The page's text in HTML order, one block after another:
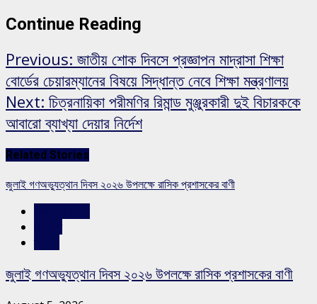
Continue Reading
Previous: জাতীয় শোক দিবসে প্রজ্ঞাপন মাদ্রাসা শিক্ষা
বোর্ডের চেয়ারম্যানের বিষয়ে সিদ্ধান্ত নেবে শিক্ষা মন্ত্রণালয়
Next: চিত্রনায়িকা পরীমণির রিমান্ড মুঞ্জুরকারী দুই বিচারককে
আবারো ব্যাখ্যা দেয়ার নির্দেশ
Related Stories
জুলাই গণঅভ্যুত্থান দিবস ২০২৬ উপলক্ষে রাসিক প্রশাসকের বাণী
জুলাই গণঅভ্যুত্থান দিবস ২০২৬ উপলক্ষে রাসিক প্রশাসকের বাণী